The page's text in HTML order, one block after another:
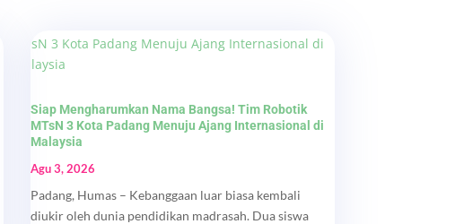
Siap Mengharumkan Nama Bangsa! Tim Robotik
MTsN 3 Kota Padang Menuju Ajang Internasional di
Malaysia
Agu 3, 2026
Padang, Humas – Kebanggaan luar biasa kembali
diukir oleh dunia pendidikan madrasah. Dua siswa